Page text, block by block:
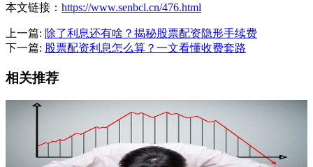
本文链接： https://www.senbcl.cn/476.html
上一篇: 除了利息还有啥？揭秘股票配资隐形手续费
下一篇: 股票配资利息怎么算？一文看懂收费套路
相关推荐